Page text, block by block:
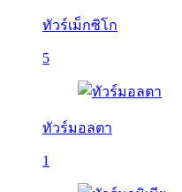
ทัวร์เม็กซิโก
5
ทัวร์มอลตา
1